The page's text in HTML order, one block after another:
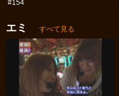
#154
エミ すべて見る